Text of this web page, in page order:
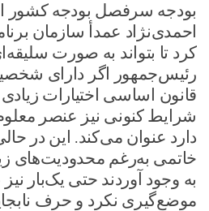
بودجه سرفصل بودجه کشور
احمدی‌نژاد عمدأ سازمان
کرد تا بتواند به صورت
رئیس‌جمهور اگر دارای
قانون اساسی اختیارات
شرایط کنونی نیز عنصر
دارد عنوان می‌کند. این در
خاتمی به‌رغم محدودیت‌های
به وجود آوردند حتی یک‌بار
موضع‌گیری نکرد و حرف